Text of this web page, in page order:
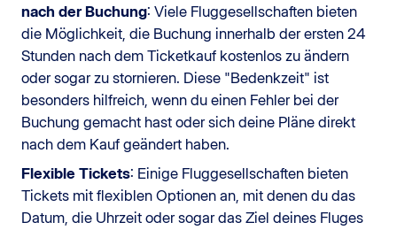
nach der Buchung: Viele Fluggesellschaften bieten
die Möglichkeit, die Buchung innerhalb der ersten 24
Stunden nach dem Ticketkauf kostenlos zu ändern
oder sogar zu stornieren. Diese "Bedenkzeit" ist
besonders hilfreich, wenn du einen Fehler bei der
Buchung gemacht hast oder sich deine Pläne direkt
nach dem Kauf geändert haben.
Flexible Tickets: Einige Fluggesellschaften bieten
Tickets mit flexiblen Optionen an, mit denen du das
Datum, die Uhrzeit oder sogar das Ziel deines Fluges